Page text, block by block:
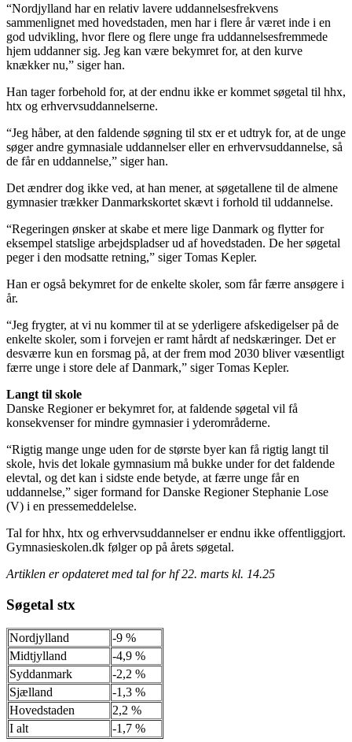
“Nordjylland har en relativ lavere uddannelsesfrekvens
sammenlignet med hovedstaden, men har i flere år været inde i en
god udvikling, hvor flere og flere unge fra uddannelsesfremmede
hjem uddanner sig. Jeg kan være bekymret for, at den kurve
knækker nu,” siger han.
Han tager forbehold for, at der endnu ikke er kommet søgetal til hhx,
htx og erhvervsuddannelserne.
“Jeg håber, at den faldende søgning til stx er et udtryk for, at de unge
søger andre gymnasiale uddannelser eller en erhvervsuddannelse, så
de får en uddannelse,” siger han.
Det ændrer dog ikke ved, at han mener, at søgetallene til de almene
gymnasier trækker Danmarkskortet skævt i forhold til uddannelse.
“Regeringen ønsker at skabe et mere lige Danmark og flytter for
eksempel statslige arbejdspladser ud af hovedstaden. De her søgetal
peger i den modsatte retning,” siger Tomas Kepler.
Han er også bekymret for de enkelte skoler, som får færre ansøgere i
år.
“Jeg frygter, at vi nu kommer til at se yderligere afskedigelser på de
enkelte skoler, som i forvejen er ramt hårdt af nedskæringer. Det er
desværre kun en forsmag på, at der frem mod 2030 bliver væsentligt
færre unge i store dele af Danmark,” siger Tomas Kepler.
Langt til skole
Danske Regioner er bekymret for, at faldende søgetal vil få
konsekvenser for mindre gymnasier i yderområderne.
“Rigtig mange unge uden for de største byer kan få rigtig langt til
skole, hvis det lokale gymnasium må bukke under for det faldende
elevtal, og det kan i sidste ende betyde, at færre unge får en
uddannelse,” siger formand for Danske Regioner Stephanie Lose
(V) i en pressemeddelelse.
Tal for hhx, htx og erhvervsuddannelser er endnu ikke offentliggjort.
Gymnasieskolen.dk følger op på årets søgetal.
Artiklen er opdateret med tal for hf 22. marts kl. 14.25
Søgetal stx
Nordjylland
-9 %
Midtjylland
-4,9 %
Syddanmark
-2,2 %
Sjælland
-1,3 %
Hovedstaden
2,2 %
I alt
-1,7 %